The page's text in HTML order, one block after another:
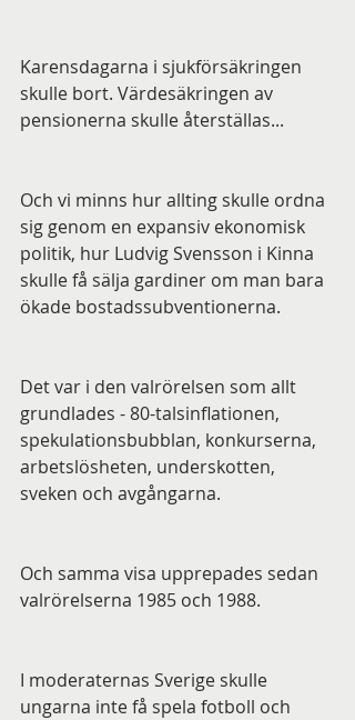
Karensdagarna i sjukförsäkringen
skulle bort. Värdesäkringen av
pensionerna skulle återställas...
Och vi minns hur allting skulle ordna
sig genom en expansiv ekonomisk
politik, hur Ludvig Svensson i Kinna
skulle få sälja gardiner om man bara
ökade bostadssubventionerna.
Det var i den valrörelsen som allt
grundlades - 80-talsinflationen,
spekulationsbubblan, konkurserna,
arbetslösheten, underskotten,
sveken och avgångarna.
Och samma visa upprepades sedan
valrörelserna 1985 och 1988.
I moderaternas Sverige skulle
ungarna inte få spela fotboll och